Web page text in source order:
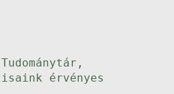
érvényes